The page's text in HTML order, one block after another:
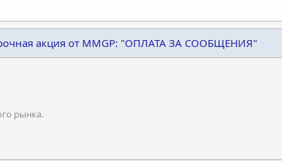
акция от MMGP: "ОПЛАТА ЗА СООБЩЕНИЯ"
рынка.